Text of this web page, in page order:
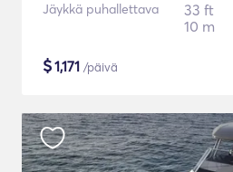
Jäykkä puhallettava
33 ft
10 m
$1,171 /päivä